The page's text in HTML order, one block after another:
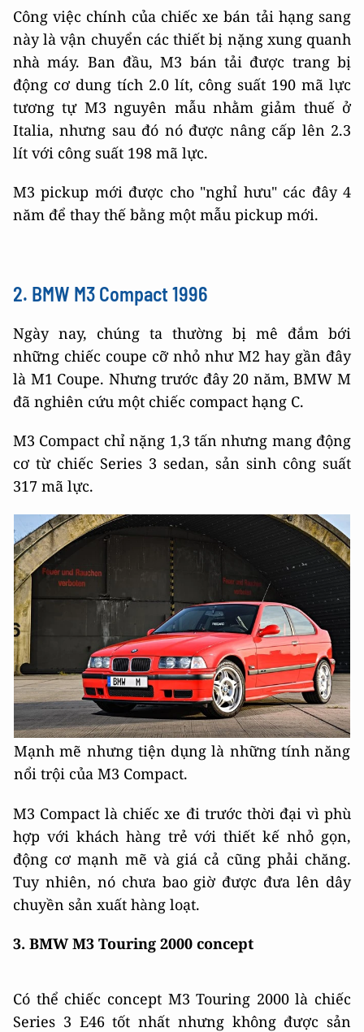
Công việc chính của chiếc xe bán tải hạng sang
này là vận chuyển các thiết bị nặng xung quanh
nhà máy. Ban đầu, M3 bán tải được trang bị
động cơ dung tích 2.0 lít, công suất 190 mã lực
tương tự M3 nguyên mẫu nhằm giảm thuế ở
Italia, nhưng sau đó nó được nâng cấp lên 2.3
lít với công suất 198 mã lực.
M3 pickup mới được cho "nghỉ hưu" các đây 4
năm để thay thế bằng một mẫu pickup mới.
2. BMW M3 Compact 1996
Ngày nay, chúng ta thường bị mê đắm bới
những chiếc coupe cỡ nhỏ như M2 hay gần đây
là M1 Coupe. Nhưng trước đây 20 năm, BMW M
đã nghiên cứu một chiếc compact hạng C.
M3 Compact chỉ nặng 1,3 tấn nhưng mang động
cơ từ chiếc Series 3 sedan, sản sinh công suất
317 mã lực.
Mạnh mẽ nhưng tiện dụng là những tính năng
nổi trội của M3 Compact.
M3 Compact là chiếc xe đi trước thời đại vì phù
hợp với khách hàng trẻ với thiết kế nhỏ gọn,
động cơ mạnh mẽ và giá cả cũng phải chăng.
Tuy nhiên, nó chưa bao giờ được đưa lên dây
chuyền sản xuất hàng loạt.
3. BMW M3 Touring 2000 concept
Có thể chiếc concept M3 Touring 2000 là chiếc
Series 3 E46 tốt nhất nhưng không được sản